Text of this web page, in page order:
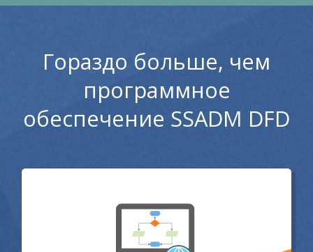
Гораздо больше, чем
программное
обеспечение SSADM DFD